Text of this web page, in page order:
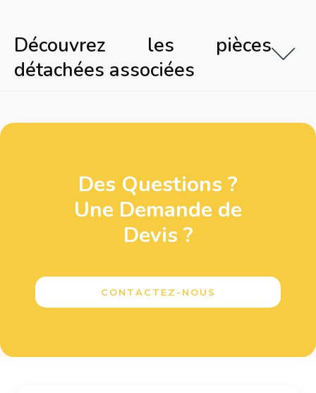
Découvrez les pièces
détachées associées
Des Questions ?
Une Demande de
Devis ?
CONTACTEZ-NOUS